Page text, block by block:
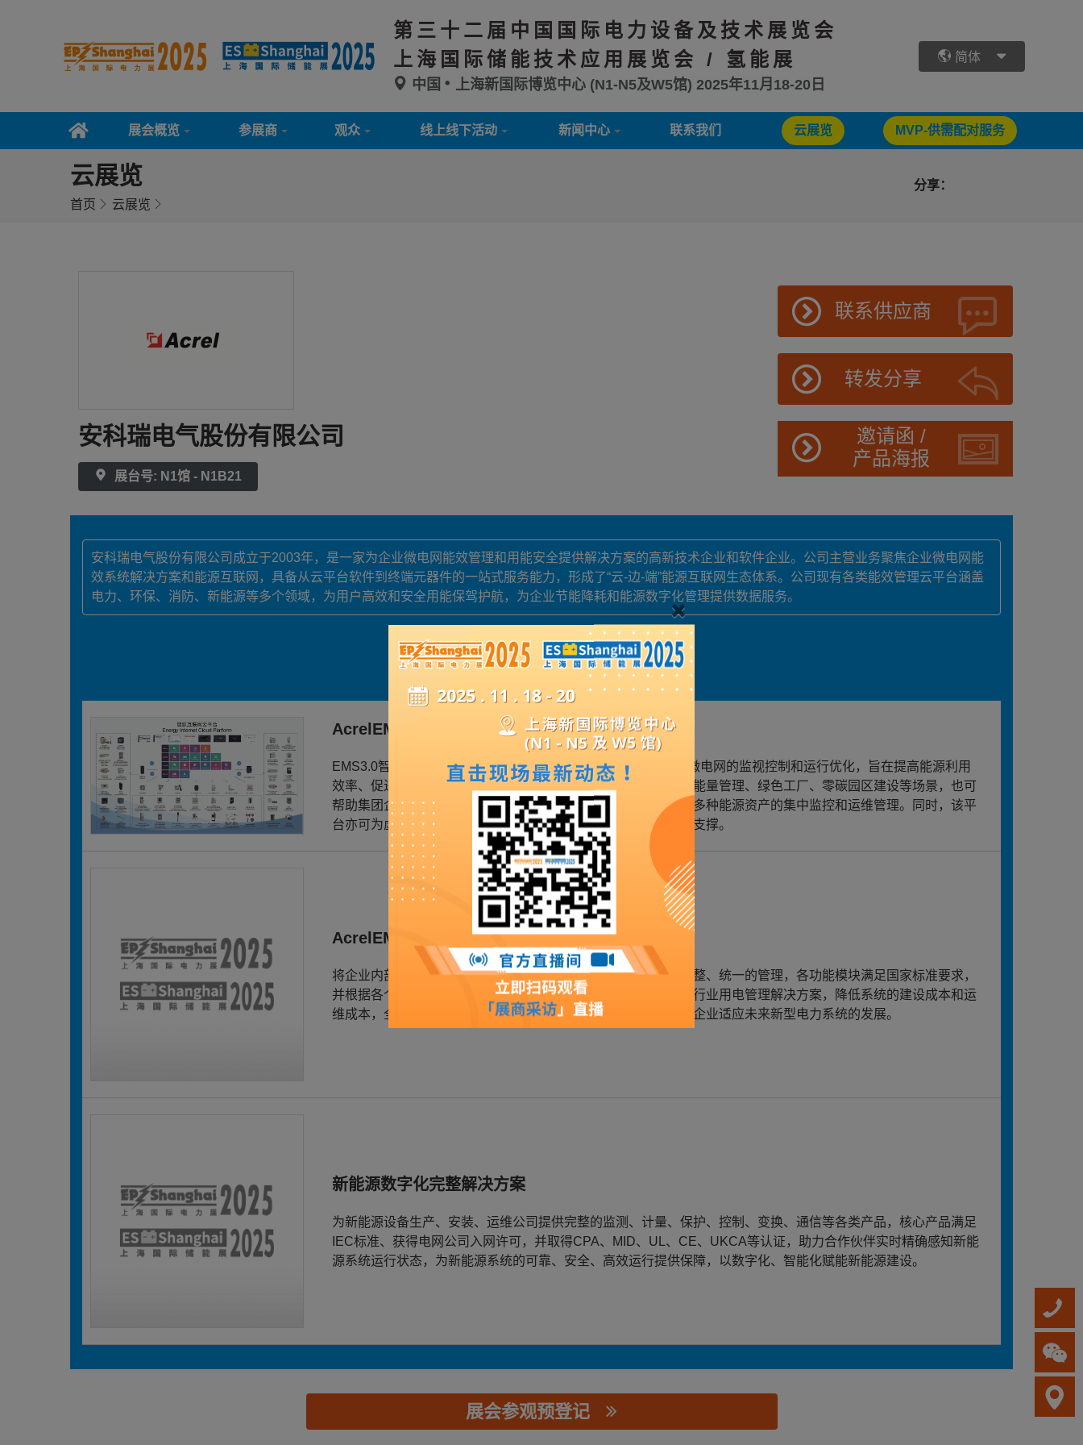
第三十二届中国国际电力设备及技术展览会
上海国际储能技术应用展览会 / 氢能展
中国 上海新国际博览中心 (N1-N5及W5馆) 2025年11月18-20日
简体
展会概览 参展商 观众 线上线下活动 新闻中心 联系我们 云展览 MVP-供需配对服务
云展览
首页 云展览
分享：
安科瑞电气股份有限公司
展台号: N1馆 - N1B21
联系供应商
转发分享
邀请函 /
产品海报
安科瑞电气股份有限公司成立于2003年，是一家为企业微电网能效管理和用能安全提供解决方案的高新技术企业和软件企业。公司主营业务聚焦企业微电网能
效系统解决方案和能源互联网，具备从云平台软件到终端元器件的一站式服务能力，形成了“云-边-端”能源互联网生态体系。公司现有各类能效管理云平台涵盖
电力、环保、消防、新能源等多个领域，为用户高效和安全用能保驾护航，为企业节能降耗和能源数字化管理提供数据服务。
展品详情
AcrelEMS3.0智慧能源管理平台
EMS3.0智慧能源管理平台，实现对光储充等新能源站点及企业微电网的监视控制和运行优化，旨在提高能源利用
效率、促进能源增值应用、减少碳排放。平台方案适用于微电网能量管理、绿色工厂、零碳园区建设等场景，也可
帮助集团企业、新能源投资商、交投集团等用户，实现光储充等多种能源资产的集中监控和运维管理。同时，该平
台亦可为虚拟电厂、绿电交易、碳资产管理等业务提供数据技术支撑。
AcrelEMS2.0综合能效管理平台
将企业内部分散的供配用电子系统通过一个大平台实现集中、完整、统一的管理，各功能模块满足国家标准要求，
并根据各个行业的配电结构、用能特点、管理需求开发针对性的行业用电管理解决方案，降低系统的建设成本和运
维成本，全面满足企业可靠、安全、节约、高效用电目标，助力企业适应未来新型电力系统的发展。
新能源数字化完整解决方案
为新能源设备生产、安装、运维公司提供完整的监测、计量、保护、控制、变换、通信等各类产品，核心产品满足
IEC标准、获得电网公司入网许可，并取得CPA、MID、UL、CE、UKCA等认证，助力合作伙伴实时精确感知新能
源系统运行状态，为新能源系统的可靠、安全、高效运行提供保障，以数字化、智能化赋能新能源建设。
展会参观预登记